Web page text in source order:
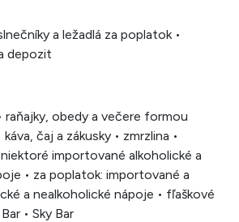
a ležadlá za poplatok •
depozit
raňajky, obedy a večere formou
čaj a zákusky • zmrzlina •
importované alkoholické a
• za poplatok: importované a
a nealkoholické nápoje • fľaškové
• Sky Bar